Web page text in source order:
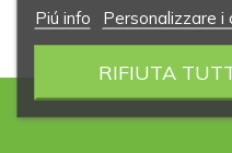
Piú info Personalizzare i
RIFIUTA